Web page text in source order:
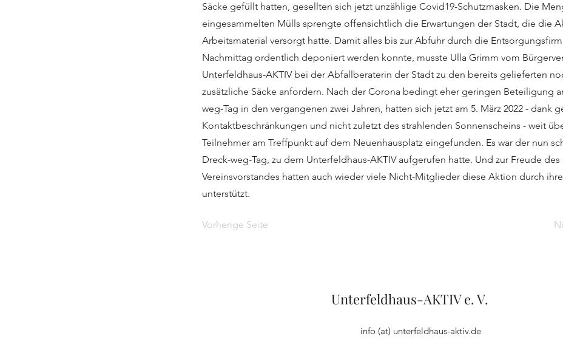
Säcke gefüllt hatten, gesellten sich jetzt unzählige Covid19-Schutzmasken. Die
eingesammelten Mülls sprengte offensichtlich die Erwartungen der Stadt, die die
Arbeitsmaterial versorgt hatte. Damit alles bis zur Abfuhr durch die
Nachmittag ordentlich deponiert werden konnte, musste Ulla Grimm vom
Unterfeldhaus-AKTIV bei der Abfallberaterin der Stadt zu den bereits gelieferten
zusätzliche Säcke anfordern. Nach der Corona bedingt eher geringen Beteiligung
weg-Tag in den vergangenen zwei Jahren, hatten sich jetzt am 5. März 2022 - dank
Kontaktbeschränkungen und nicht zuletzt des strahlenden Sonnenscheins - weit
Teilnehmer am Treffpunkt auf dem Neuenhausplatz eingefunden. Es war der nun
Dreck-weg-Tag, zu dem Unterfeldhaus-AKTIV aufgerufen hatte. Und zur Freude des
Vereinsvorstandes hatten auch wieder viele Nicht-Mitglieder diese Aktion durch
unterstützt.
Vorherige Seite
Unterfeldhaus-AKTIV e. V.
info (at) unterfeldhaus-aktiv.de